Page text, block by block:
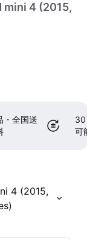
mini 4 (2015,
・全国送
30
可
4 (2015,